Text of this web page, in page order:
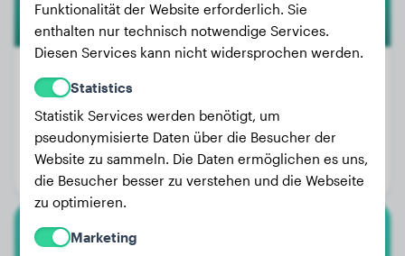
Gewicht:
Alter:
3 Jahre, 3 Monate
Geschlecht:
Hündinn
Berner Sennenhund
Funktionalität der Website erforderlich. Sie
enthalten nur technisch notwendige Services.
Diesen Services kann nicht widersprochen werden.
Statistics
Statistik Services werden benötigt, um
pseudonymisierte Daten über die Besucher der
Website zu sammeln. Die Daten ermöglichen es uns,
die Besucher besser zu verstehen und die Webseite
zu optimieren.
Marketing